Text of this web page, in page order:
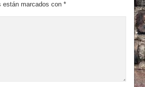
están marcados con*